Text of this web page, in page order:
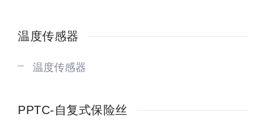
温度传感器
温度传感器
PPTC-自复式保险丝